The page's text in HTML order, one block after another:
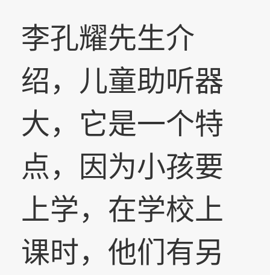
李孔耀先生介
绍，儿童助听器
大， 它是一个特
点，因为小孩要
上学，在学校上
课时，他们有另